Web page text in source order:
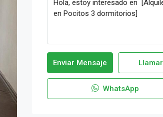
Enviar Mensaje Llamar
WhatsApp